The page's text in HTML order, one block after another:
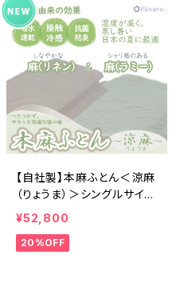
【自社製】本麻ふとん＜涼麻
（りょうま）＞シングルサイズ
（150×200cm）
¥52,800
20%OFF